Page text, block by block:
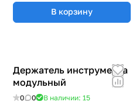
В корзину
Держатель инструмента
модульный
0 0 В наличии: 15